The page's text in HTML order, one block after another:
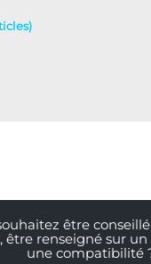
être
être renseigné sur
une compatibilité